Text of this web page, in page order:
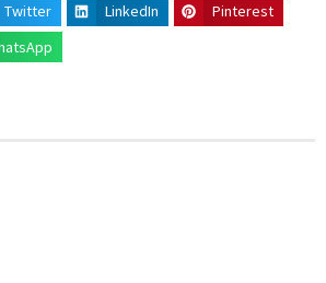
Twitter LinkedIn
Pinterest